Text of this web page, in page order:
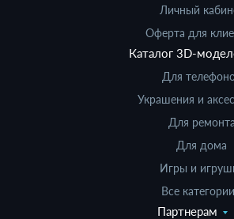
Личный
Оферта для
Каталог 3D-
Для
Украшения и
Для ремонта
Для дома
Игры и
Все
Партнерам